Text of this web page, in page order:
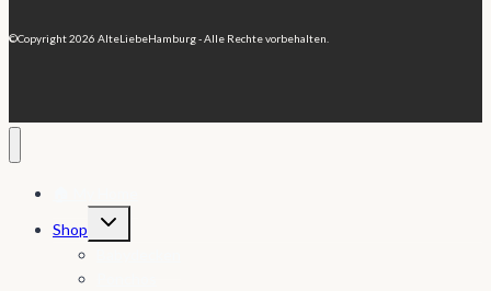
©Copyright 2026 AlteLiebeHamburg - Alle Rechte vorbehalten.
Shop
Untermenü
umschalten